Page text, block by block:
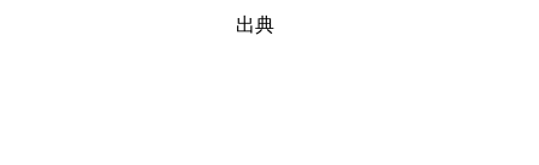
このページを引用
出典